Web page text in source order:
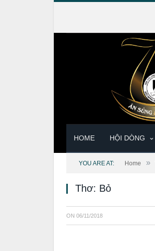
HOME HỘI DÒNG
YOU ARE AT: Home »
Thơ: Bỏ
ON 06/11/2018